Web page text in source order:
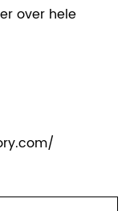
over hele